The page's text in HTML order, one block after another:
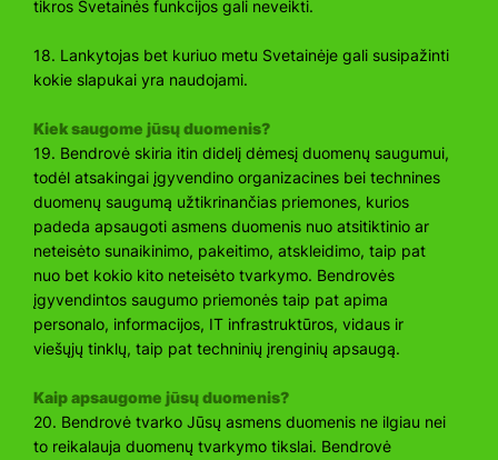
tikros Svetainės funkcijos gali neveikti.
18. Lankytojas bet kuriuo metu Svetainėje gali susipažinti
kokie slapukai yra naudojami.
Kiek saugome jūsų duomenis?
19. Bendrovė skiria itin didelį dėmesį duomenų saugumui,
todėl atsakingai įgyvendino organizacines bei technines
duomenų saugumą užtikrinančias priemones, kurios
padeda apsaugoti asmens duomenis nuo atsitiktinio ar
neteisėto sunaikinimo, pakeitimo, atskleidimo, taip pat
nuo bet kokio kito neteisėto tvarkymo. Bendrovės
įgyvendintos saugumo priemonės taip pat apima
personalo, informacijos, IT infrastruktūros, vidaus ir
viešųjų tinklų, taip pat techninių įrenginių apsaugą.
Kaip apsaugome jūsų duomenis?
20. Bendrovė tvarko Jūsų asmens duomenis ne ilgiau nei
to reikalauja duomenų tvarkymo tikslai. Bendrovė